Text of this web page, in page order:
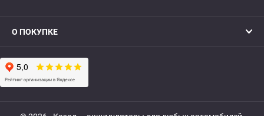
О ПОКУПКЕ